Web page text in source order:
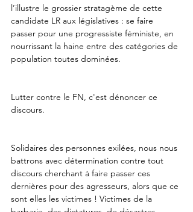
l’illustre le grossier stratagème de cette
candidate LR aux législatives : se faire
passer pour une progressiste féministe, en
nourrissant la haine entre des catégories de
population toutes dominées.
Lutter contre le FN, c'est dénoncer ce
discours.
Solidaires des personnes exilées, nous nous
battrons avec détermination contre tout
discours cherchant à faire passer ces
dernières pour des agresseurs, alors que ce
sont elles les victimes ! Victimes de la